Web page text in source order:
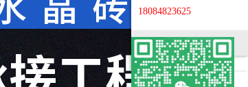
18084823625